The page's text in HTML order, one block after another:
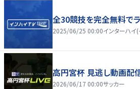
全30競技を完全無料でラ
2025/06/25 00:00インターハイ
高円宮杯 見逃し動画配
2026/06/17 00:00サッカー